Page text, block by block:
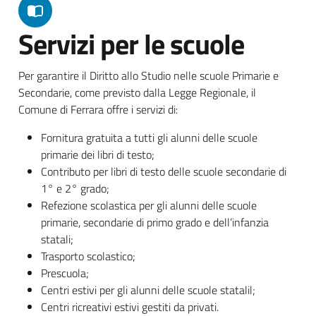
Servizi per le scuole
Per garantire il Diritto allo Studio nelle scuole Primarie e
Secondarie, come previsto dalla Legge Regionale, il
Comune di Ferrara offre i servizi di:
Fornitura gratuita a tutti gli alunni delle scuole
primarie dei libri di testo;
Contributo per libri di testo delle scuole secondarie di
1° e 2° grado;
Refezione scolastica per gli alunni delle scuole
primarie, secondarie di primo grado e dell’infanzia
statali;
Trasporto scolastico;
Prescuola;
Centri estivi per gli alunni delle scuole statalil;
Centri ricreativi estivi gestiti da privati.